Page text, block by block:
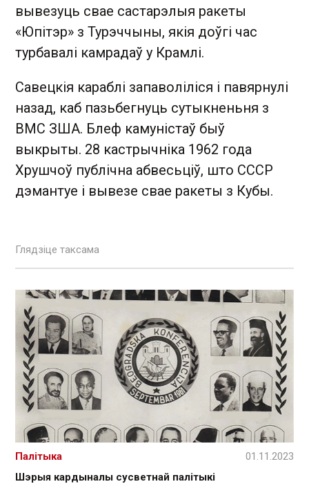
вывезуць свае састарэлыя ракеты
«Юпітэр» з Турэччыны, якія доўгі час
турбавалі камрадаў у Крамлі.
Савецкія караблі запаволіліся і павярнулі
назад, каб пазьбегнуць сутыкненьня з
ВМС ЗША. Блеф камуністаў быў
выкрыты. 28 кастрычніка 1962 года
Хрушчоў публічна абвесьціў, што СССР
дэмантуе і вывезе свае ракеты з Кубы.
Глядзіце таксама
Шэрыя кардыналы сусветнай палітыкі
Палітыка 01.11.2023